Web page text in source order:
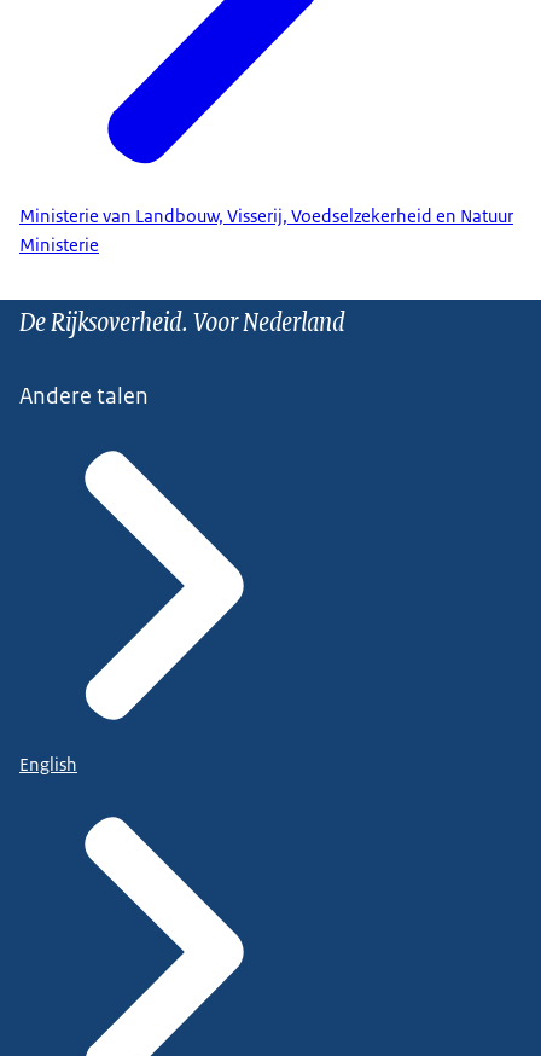
Ministerie van Landbouw, Visserij, Voedselzekerheid en Natuur
Ministerie
De Rijksoverheid. Voor Nederland
Andere talen
English